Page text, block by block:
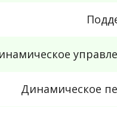
Динамическое